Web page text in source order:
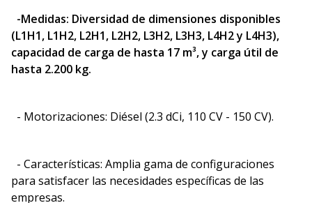
-Medidas: Diversidad de dimensiones disponibles
(L1H1, L1H2, L2H1, L2H2, L3H2, L3H3, L4H2 y L4H3),
capacidad de carga de hasta 17 m³, y carga útil de
hasta 2.200 kg.
- Motorizaciones: Diésel (2.3 dCi, 110 CV - 150 CV).
- Características: Amplia gama de configuraciones
para satisfacer las necesidades específicas de las
empresas.